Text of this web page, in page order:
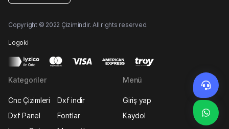
Copyright © 2022 Çizimindir. All rights reserved.
Logoki
Kategoriler
Cnc Çizimleri
Dxf indir
Dxf Panel
Fontlar
Menü
Giriş yap
Kaydol